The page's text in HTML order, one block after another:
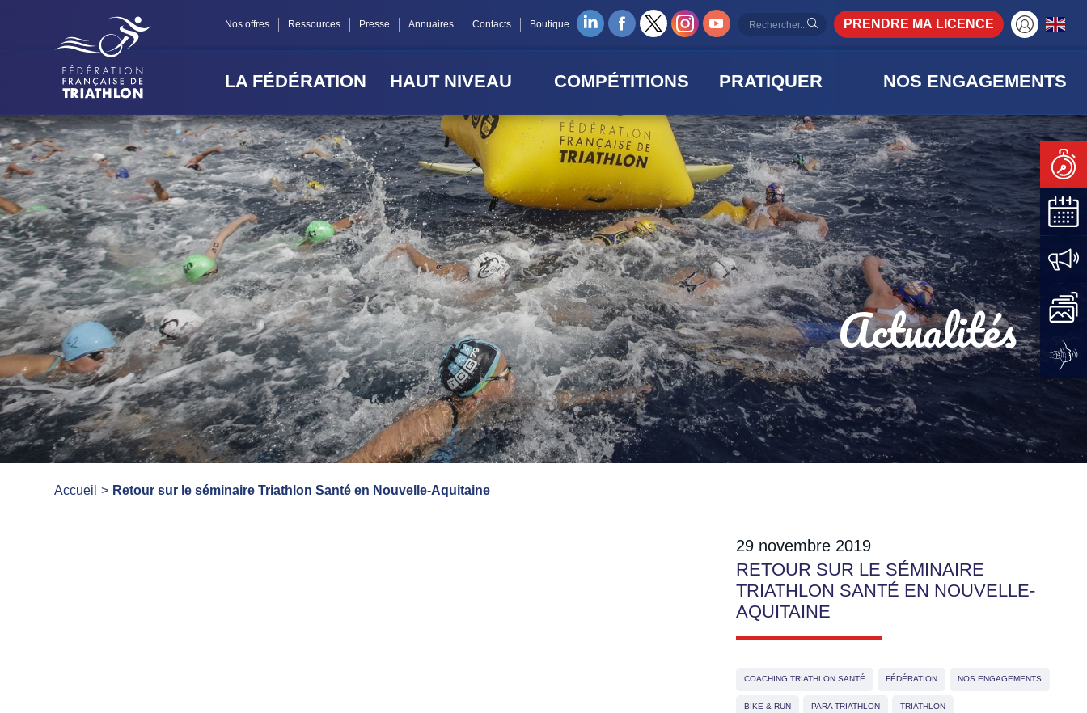
Nos offres Ressources Presse Annuaires Contacts Boutique PRENDRE MA LICENCE
LA FÉDÉRATION HAUT NIVEAU COMPÉTITIONS PRATIQUER NOS ENGAGEMENTS
Actualités
Accueil Retour sur le séminaire Triathlon Santé en Nouvelle-Aquitaine
29 novembre 2019
RETOUR SUR LE SÉMINAIRE
TRIATHLON SANTÉ EN NOUVELLE-
AQUITAINE
COACHING TRIATHLON SANTÉ FÉDÉRATION NOS ENGAGEMENTS
BIKE & RUN PARA TRIATHLON TRIATHLON
Panneau de gestion des cookies